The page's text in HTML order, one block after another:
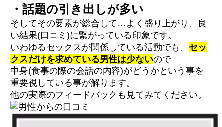
・話題の引き出しが多い
そしてその要素が総合して…よく盛り上がり、良
い結果(口コミ)に繋がっている印象です。
いわゆるセックスが関係している活動でも、 セッ
クスだけを求めている男性は少ないので
中身(食事の際の会話の内容)がどうかという事を
重要視している事が解ります。
他の実際のフィードバックも見てみてください。